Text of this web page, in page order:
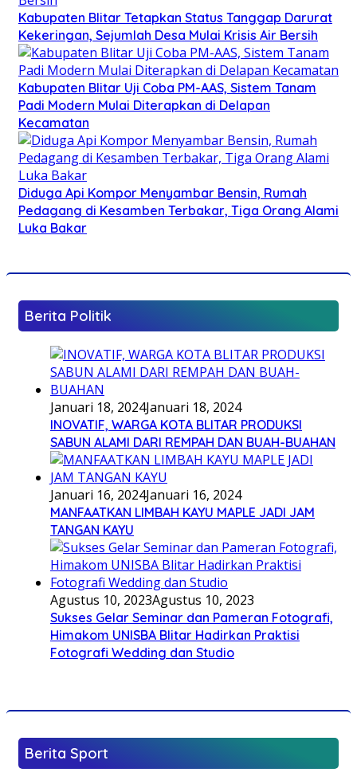
Kabupaten Blitar Tetapkan Status Tanggap Darurat
Kekeringan, Sejumlah Desa Mulai Krisis Air Bersih
Kabupaten Blitar Uji Coba PM-AAS, Sistem Tanam
Padi Modern Mulai Diterapkan di Delapan
Kecamatan
Diduga Api Kompor Menyambar Bensin, Rumah
Pedagang di Kesamben Terbakar, Tiga Orang Alami
Luka Bakar
Berita Politik
Januari 18, 2024Januari 18, 2024
INOVATIF, WARGA KOTA BLITAR PRODUKSI
SABUN ALAMI DARI REMPAH DAN BUAH-BUAHAN
Januari 16, 2024Januari 16, 2024
MANFAATKAN LIMBAH KAYU MAPLE JADI JAM
TANGAN KAYU
Agustus 10, 2023Agustus 10, 2023
Sukses Gelar Seminar dan Pameran Fotografi,
Himakom UNISBA Blitar Hadirkan Praktisi
Fotografi Wedding dan Studio
Berita Sport